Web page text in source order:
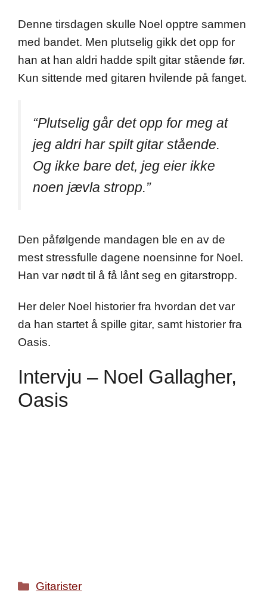
Denne tirsdagen skulle Noel opptre sammen
med bandet. Men plutselig gikk det opp for
han at han aldri hadde spilt gitar stående før.
Kun sittende med gitaren hvilende på fanget.
“Plutselig går det opp for meg at
jeg aldri har spilt gitar stående.
Og ikke bare det, jeg eier ikke
noen jævla stropp.”
Den påfølgende mandagen ble en av de
mest stressfulle dagene noensinne for Noel.
Han var nødt til å få lånt seg en gitarstropp.
Her deler Noel historier fra hvordan det var
da han startet å spille gitar, samt historier fra
Oasis.
Intervju – Noel Gallagher,
Oasis
Categories
Gitarister